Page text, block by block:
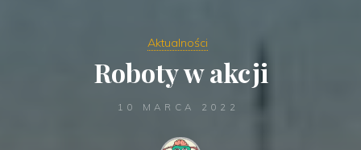
Aktualności
Roboty w akcji
10 MARCA 2022